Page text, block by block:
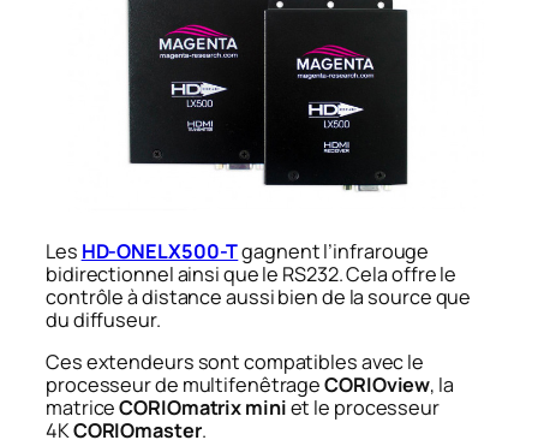
Les HD-ONELX500-Tgagnent l’infrarouge
bidirectionnel ainsi que le RS232. Cela offre le
contrôle à distance aussi bien de la source que
du diffuseur.
Ces extendeurs sont compatibles avec le
processeur de multifenêtrageCORIOview, la
matriceCORIOmatrix miniet le processeur
4KCORIOmaster.